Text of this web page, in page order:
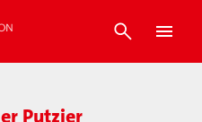
Putzier